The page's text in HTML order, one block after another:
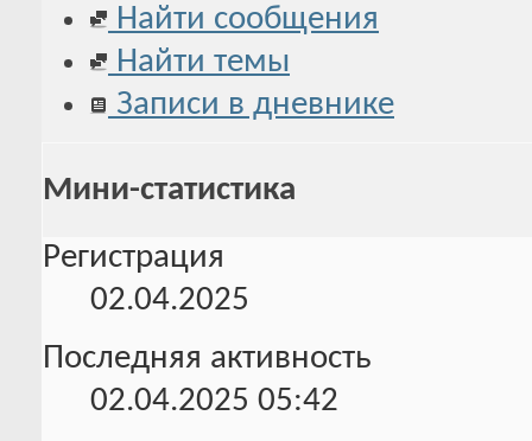
Найти сообщения
Найти темы
Записи в дневнике
Мини-статистика
Регистрация
02.04.2025
Последняя активность
02.04.2025 05:42